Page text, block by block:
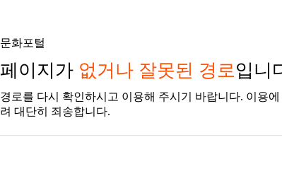
문화포털
페이지가 없거나 잘못된 경로입니
경로를 다시 확인하시고 이용해 주시기 바랍니다. 이용에
려 대단히 죄송합니다.